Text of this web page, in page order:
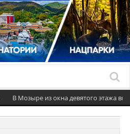
В Мозыре из окна девятого этажа